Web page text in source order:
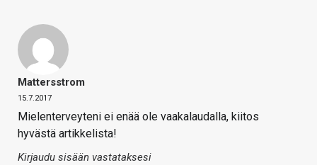
Mattersstrom
15.7.2017
Mielenterveyteni ei enää ole vaakalaudalla, kiitos
hyvästä artikkelista!
Kirjaudu sisään vastataksesi